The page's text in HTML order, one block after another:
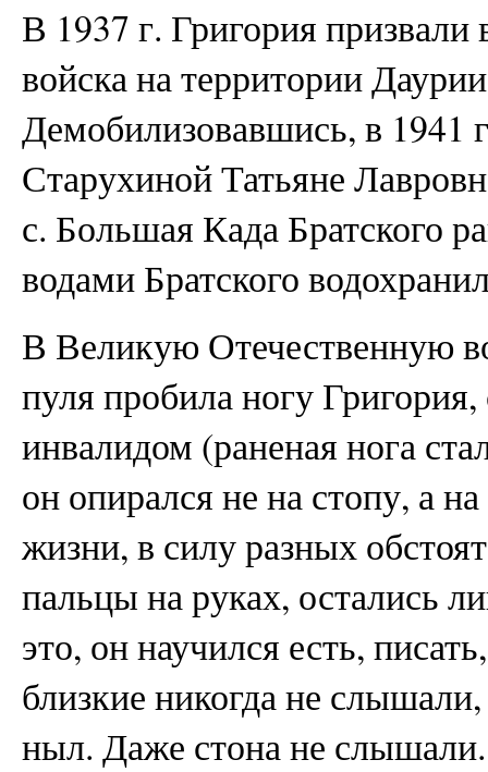
В 1937 г. Григория
войска на территории
Демобилизовавшись, в 1941
Старухиной Татьяне
с. Большая Када Братского
водами Братского
В Великую Отечественную
пуля пробила ногу
инвалидом (раненая нога
он опирался не на стопу, а
жизни, в силу разных
пальцы на руках, остались
это, он научился есть,
близкие никогда не
ныл. Даже стона не слышали.